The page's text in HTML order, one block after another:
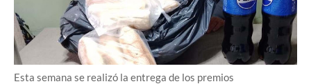
Esta semana se realizó la entrega de los premios